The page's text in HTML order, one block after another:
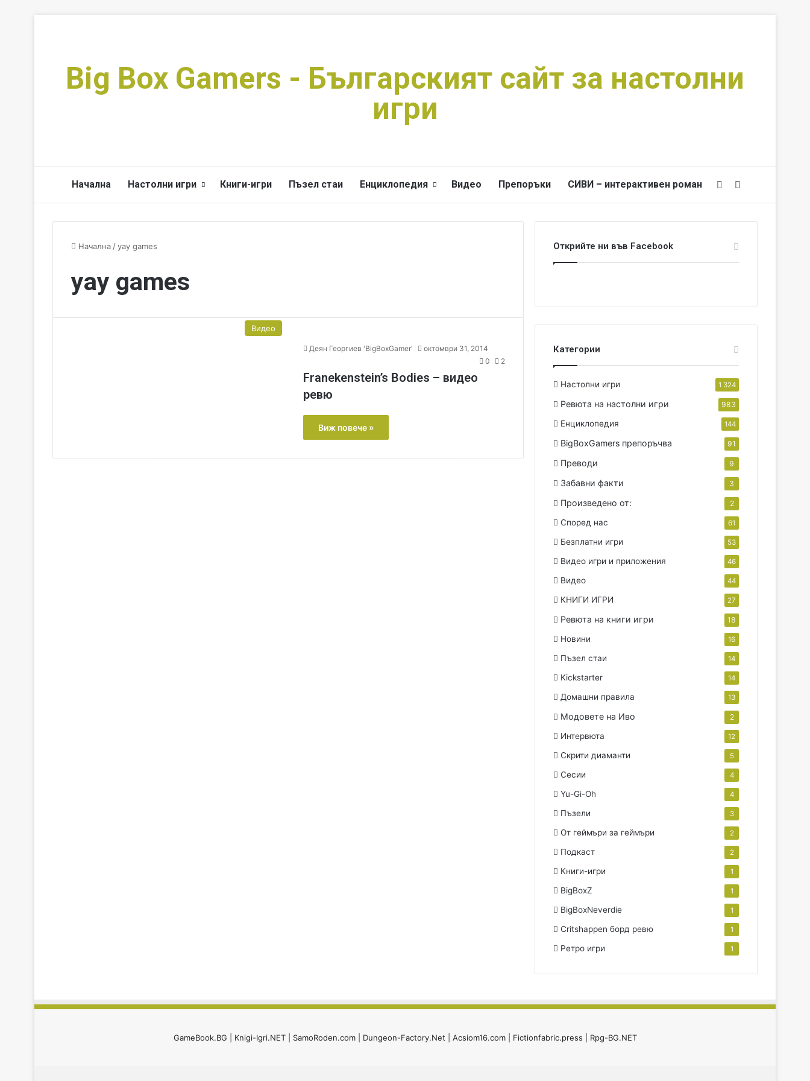
Big Box Gamers - Българският сайт за настолни
игри
Начална Настолни игри Книги-игри Пъзел стаи Енциклопедия Видео Препоръки СИВИ – интерактивен роман Switch skin
Начална /yay games
yay games
Видео
Деян Георгиев 'BigBoxGamer'
октомври 31, 2014
0
2
Franekenstein’s Bodies – видео
ревю
Виж повече »
Открийте ни във Facebook
Категории
Настолни игри 1 324
Ревюта на настолни игри 983
Енциклопедия 144
BigBoxGamers препоръчва 91
Преводи 9
Забавни факти 3
Произведено от: 2
Според нас 61
Безплатни игри 53
Видео игри и приложения 46
Видео 44
КНИГИ ИГРИ 27
Ревюта на книги игри 18
Новини 16
Пъзел стаи 14
Kickstarter 14
Домашни правила 13
Модовете на Иво 2
Интервюта 12
Скрити диаманти 5
Сесии 4
Yu-Gi-Oh 4
Пъзели 3
От геймъри за геймъри 2
Подкаст 2
Книги-игри 1
BigBoxZ 1
BigBoxNeverdie 1
Critshappen борд ревю 1
Ретро игри 1
GameBook.BG Knigi-Igri.NET| SamoRoden.com| Dungeon-Factory.Net Acsiom16.com| Fictionfabric.press Rpg-BG.NET